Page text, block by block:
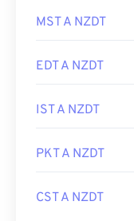
MST A NZDT
EDT A NZDT
IST A NZDT
PKT A NZDT
CST A NZDT